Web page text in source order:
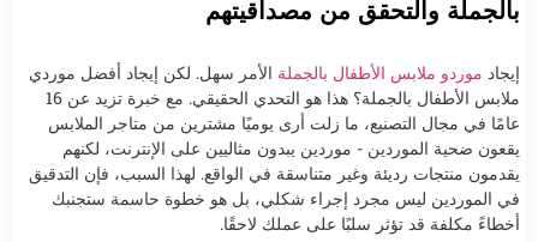
بالجملة والتحقق من مصداقيتهم
إيجاد موردو ملابس الأطفال بالجملة الأمر سهل. لكن إيجاد أفضل موردي
ملابس الأطفال بالجملة؟ هذا هو التحدي الحقيقي. مع خبرة تزيد عن 16
عامًا في مجال التصنيع، ما زلت أرى يوميًا مشترين من متاجر الملابس
يقعون ضحية الموردين - موردين يبدون مثاليين على الإنترنت، لكنهم
يقدمون منتجات رديئة وغير متناسقة في الواقع. لهذا السبب، فإن التدقيق
في الموردين ليس مجرد إجراء شكلي، بل هو خطوة حاسمة ستجنبك
أخطاءً مكلفة قد تؤثر سلبًا على عملك لاحقًا.